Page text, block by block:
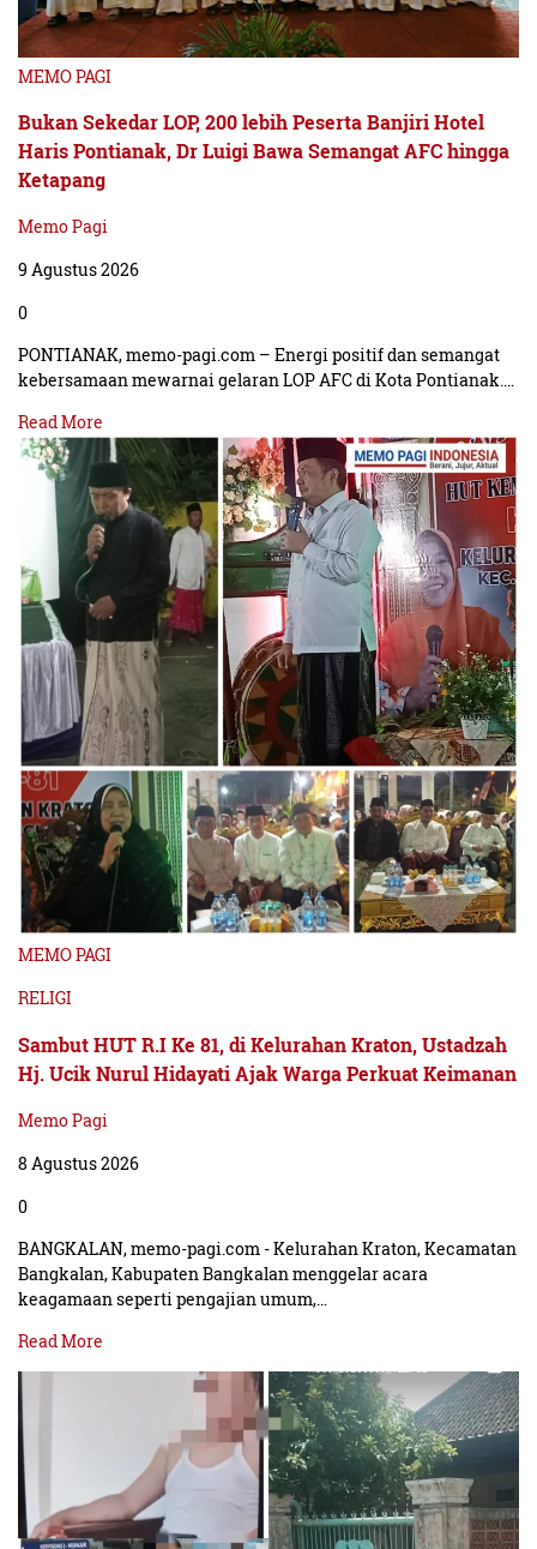
MEMO PAGI
Bukan Sekedar LOP, 200 lebih Peserta Banjiri Hotel
Haris Pontianak, Dr Luigi Bawa Semangat AFC hingga
Ketapang
Memo Pagi
9 Agustus 2026
0
PONTIANAK, memo-pagi.com – Energi positif dan semangat
kebersamaan mewarnai gelaran LOP AFC di Kota Pontianak.…
Read More
MEMO PAGI
RELIGI
Sambut HUT R.I Ke 81, di Kelurahan Kraton, Ustadzah
Hj. Ucik Nurul Hidayati Ajak Warga Perkuat Keimanan
Memo Pagi
8 Agustus 2026
0
BANGKALAN, memo-pagi.com - Kelurahan Kraton, Kecamatan
Bangkalan, Kabupaten Bangkalan menggelar acara
keagamaan seperti pengajian umum,…
Read More